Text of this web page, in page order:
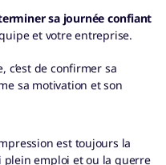
sa journée confiant
et votre entreprise.
c’est de confirmer sa
sa motivation et son
est toujours la
plein emploi et ou la guerre